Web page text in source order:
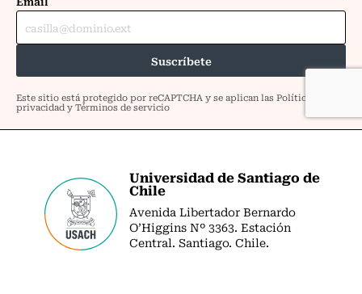
Universidad de Santiago de
Chile
Avenida Libertador Bernardo
O’Higgins Nº 3363. Estación
Central. Santiago. Chile.